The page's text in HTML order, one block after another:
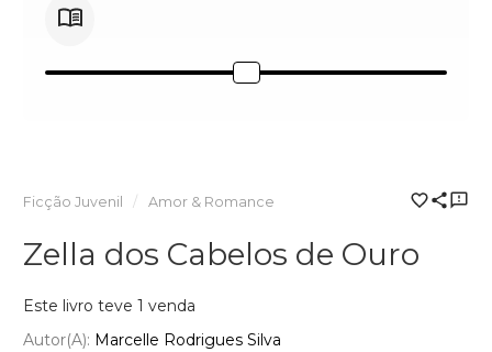
Ficção Juvenil Amor & Romance
Zella dos Cabelos de Ouro
Este livro teve 1 venda
Autor(a): Marcelle Rodrigues Silva